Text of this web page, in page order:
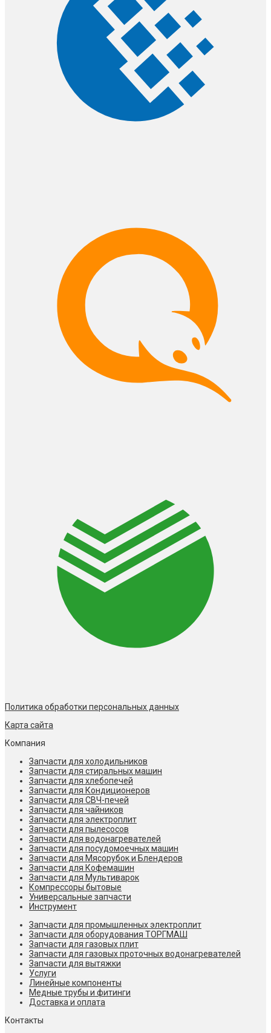
Политика обработки персональных данных
Карта сайта
Компания
Запчасти для холодильников
Запчасти для стиральных машин
Запчасти для хлебопечей
Запчасти для Кондиционеров
Запчасти для СВЧ-печей
Запчасти для чайников
Запчасти для электроплит
Запчасти для пылесосов
Запчасти для водонагревателей
Запчасти для посудомоечных машин
Запчасти для Мясорубок и Блендеров
Запчасти для Кофемашин
Запчасти для Мультиварок
Компрессоры бытовые
Универсальные запчасти
Инструмент
Запчасти для промышленных электроплит
Запчасти для оборудования ТОРГМАШ
Запчасти для газовых плит
Запчасти для газовых проточных водонагревателей
Запчасти для вытяжки
Услуги
Линейные компоненты
Медные трубы и фитинги
Доставка и оплата
Контакты